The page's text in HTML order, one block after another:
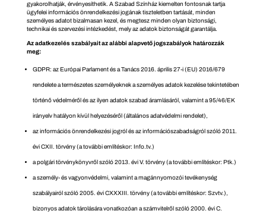
gyakorolhatják, érvényesíthetik. A Szabad Színház kiemelten fontosnak tartja
ügyfelei információs önrendelkezési jogának tiszteletben tartását, minden
személyes adatot bizalmasan kezel, és megtesz minden olyan biztonsági,
technikai és szervezési intézkedést, mely az adatok biztonságát garantálja.
Az adatkezelés szabályait az alábbi alapvető jogszabályok határozzák
meg:
GDPR: az Európai Parlament és a Tanács 2016. április 27-i (EU) 2016/679
rendelete a természetes személyeknek a személyes adatok kezelése tekintetében
történő védelméről és az ilyen adatok szabad áramlásáról, valamint a 95/46/EK
irányelv hatályon kívül helyezéséről (általános adatvédelmi rendelet),
az információs önrendelkezési jogról és az információszabadságról szóló 2011.
évi CXII. törvény (a további említéskor: Info.tv.)
a polgári törvénykönyvről szóló 2013. évi V. törvény (a további említéskor: Ptk.)
a személy- és vagyonvédelmi, valamint a magánnyomozói tevékenység
szabályairól szóló 2005. évi CXXXIII. törvény (a további említéskor: Szvtv.),
bizonyos adatok tárolására vonatkozóan a számvitelről szóló 2000. évi C.